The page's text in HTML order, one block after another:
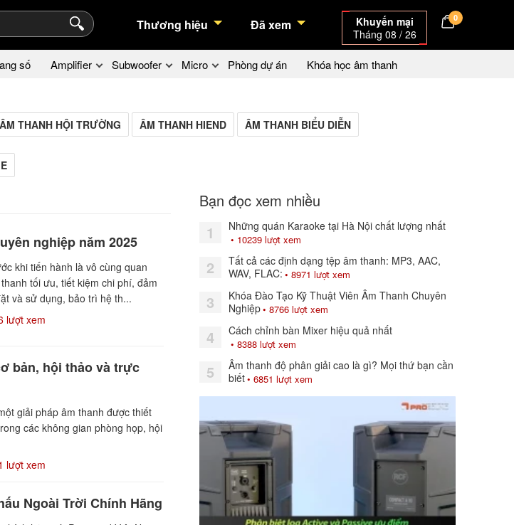
Thương hiệu Đã xem
Khuyến mại
Tháng 08 / 26
0
số Amplifier Subwoofer Micro Phòng dự án Khóa học âm thanh
ÂM THANH HỘI TRƯỜNG ÂM THANH HIEND ÂM THANH BIỂU DIỄN
nghiệp năm 2025
khi tiến hành là vô cùng quan
tối ưu, tiết kiệm chi phí, đảm
và sử dụng, bảo trì hệ th...
lượt xem
bản, hội thảo và trực
giải pháp âm thanh được thiết
các không gian phòng họp, hội
lượt xem
Ngoài Trời Chính Hãng
Bạn đọc xem nhiều
1
Những quán Karaoke tại Hà Nội chất lượng nhất
• 10239 lượt xem
2
Tất cả các định dạng tệp âm thanh: MP3, AAC,
WAV, FLAC: • 8971 lượt xem
3
Khóa Đào Tạo Kỹ Thuật Viên Âm Thanh Chuyên
Nghiệp• 8766 lượt xem
4 Cách chỉnh bàn Mixer hiệu quả nhất
• 8388 lượt xem
5
Âm thanh độ phân giải cao là gì? Mọi thứ bạn cần
biết• 6851 lượt xem